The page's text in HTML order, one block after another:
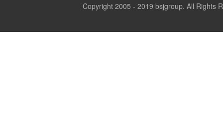
Copyright 2005 - 2019 bsjgroup. All Rights